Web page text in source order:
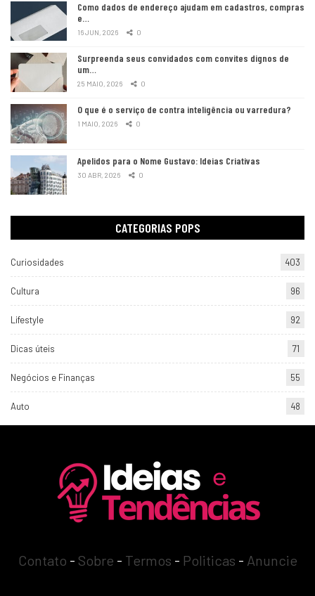
Como dados de endereço ajudam em cadastros, compras
e…
16 JUN, 2026 0
Surpreenda seus convidados com convites dignos de
um…
25 MAIO, 2026 0
O que é o serviço de contra inteligência ou varredura?
1 MAIO, 2026 0
Apelidos para o Nome Gustavo: Ideias Criativas
30 ABR, 2026 0
CATEGORIAS POPS
Curiosidades 403
Cultura 96
Lifestyle 92
Dicas úteis 71
Negócios e Finanças 55
Auto 48
Contato - Sobre - Termos - Politicas - Anuncie